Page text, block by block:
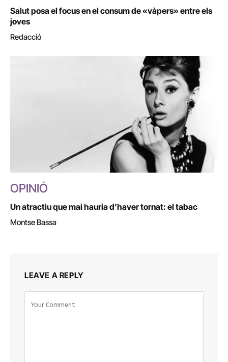
Salut posa el focus en el consum de «vàpers» entre els
joves
Redacció
OPINIÓ
Un atractiu que mai hauria d’haver tornat: el tabac
Montse Bassa
LEAVE A REPLY